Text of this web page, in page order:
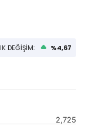
DEĞİŞİM: %4,67
2,725